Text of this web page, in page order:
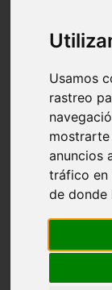
Usamos
rastreo
anuncios
tráfico en
de donde
protagonistas
reptiles
adopci n
ferias
snacks
acuario
iberzoo propet
comercios
estanques
viajar
cr a
especies
agua